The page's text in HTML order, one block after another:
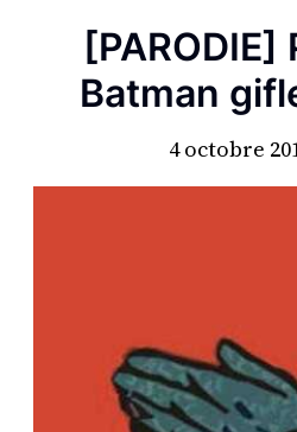
Batman
4 octobre